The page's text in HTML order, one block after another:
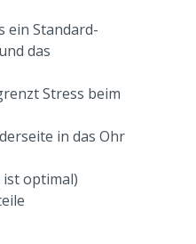
ein Standard-
das
Stress beim
in das Ohr
ist optimal)